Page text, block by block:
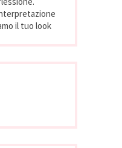
il tuo look